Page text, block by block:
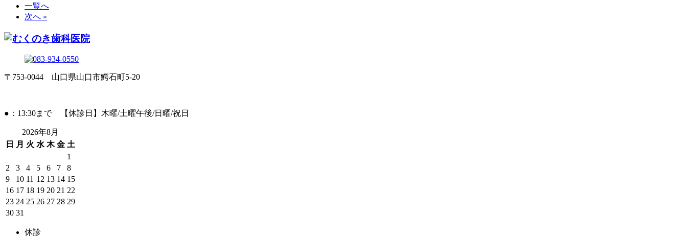
一覧へ
次へ »
〒753-0044 山口県山口市鰐石町5-20
●：13:30まで 【休診日】木曜/土曜午後/日曜/祝日
2026年8月
日
月 火 水 木 金 土
1
2
3 4 5 6 7
8
9
10 11 12 13 14 15
16 17 18 19 20 21 22
23 24 25 26 27 28 29
30 31
休診